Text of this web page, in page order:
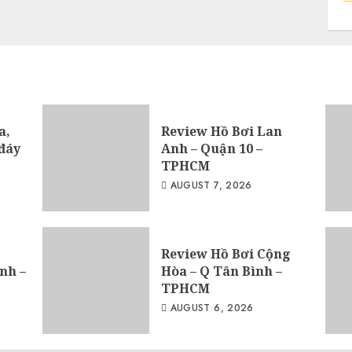
Review Hồ Bơi Lan
Anh – Quận 10 –
TPHCM
AUGUST 7, 2026
–
Review Hồ Bơi Cộng
Hòa – Q Tân Bình –
TPHCM
AUGUST 6, 2026